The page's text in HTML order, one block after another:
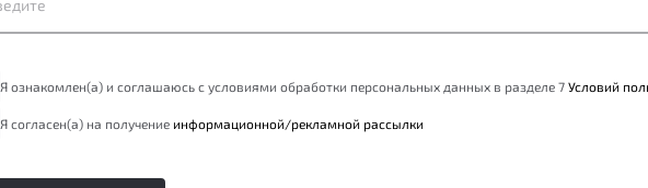
Я ознакомлен(а) и соглашаюсь с условиями обработки персональных данных в разделе 7 Условий
Я согласен(а) на получение информационной/рекламной рассылки